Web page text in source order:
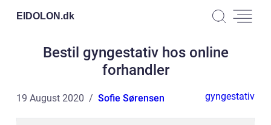
EIDOLON.dk
Bestil gyngestativ hos online
forhandler
19 August 2020 Sofie Sørensen gyngestativ